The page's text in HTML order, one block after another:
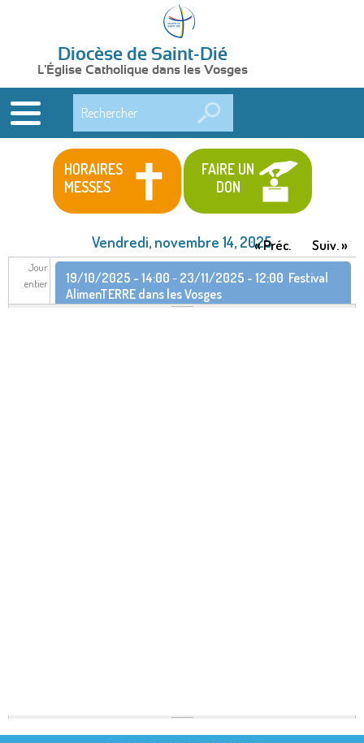
Diocèse de Saint-Dié
L'Église Catholique dans les Vosges
HORAIRES
MESSES
FAIRE UN
DON
Vendredi, novembre 14, 2025« Préc. Suiv. »
Jour
entier
19/10/2025 - 14:00 - 23/11/2025 - 12:00 Festival
AlimenTERRE dans les Vosges